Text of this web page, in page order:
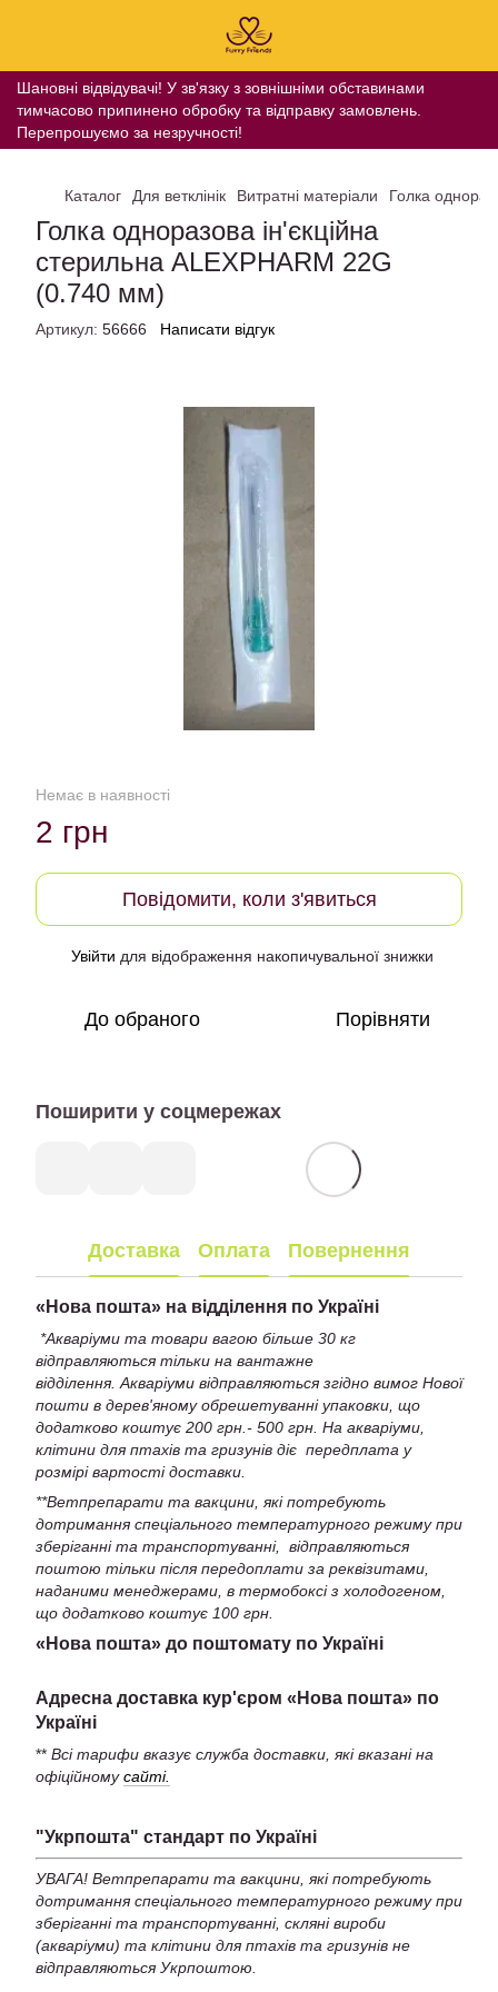
Шановні відвідувачі! У зв'язку з зовнішніми обставинами
тимчасово припинено обробку та відправку замовлень.
Перепрошуємо за незручності!
Каталог Для ветклінік Витратні матеріали Голка
Голка одноразова ін'єкційна
стерильна ALEXPHARM 22G
(0.740 мм)
Артикул: 56666 Написати відгук
Немає в наявності
2 грн
Повідомити, коли з'явиться
Увійти для відображення накопичувальної знижки
До обраного Порівняти
Поширити у соцмережах
Доставка Оплата Повернення
« Нова пошта» на відділення по Україні
*Акваріуми та товари вагою більше 30 кг
відправляються тільки на вантажне
відділення. Акваріуми відправляються згідно вимог Нової
пошти в дерев'яному обрешетуванні упаковки, що
додатково коштує 200 грн.- 500 грн. На акваріуми,
клітини для птахів та гризунів діє передплата у
розмірі вартості доставки.
**Ветпрепарати та вакцини, які потребують
дотримання спеціального температурного режиму при
зберіганні та транспортуванні, відправляються
поштою тільки після передоплати за реквізитами,
наданими менеджерами, в термобоксі з холодогеном,
що додатково коштує 100 грн.
«Нова пошта» до поштомату по Україні
Адресна доставка кур'єром «Нова пошта» по
Україні
** Всі тарифи вказує служба доставки, які вказані на
офіційномусайті.
"Укрпошта" стандарт по Україні
УВАГА! Ветпрепарати та вакцини, які потребують
дотримання спеціального температурного режиму при
зберіганні та транспортуванні, скляні вироби
(акваріуми) та клітини для птахів та гризунів не
відправляються Укрпоштою.